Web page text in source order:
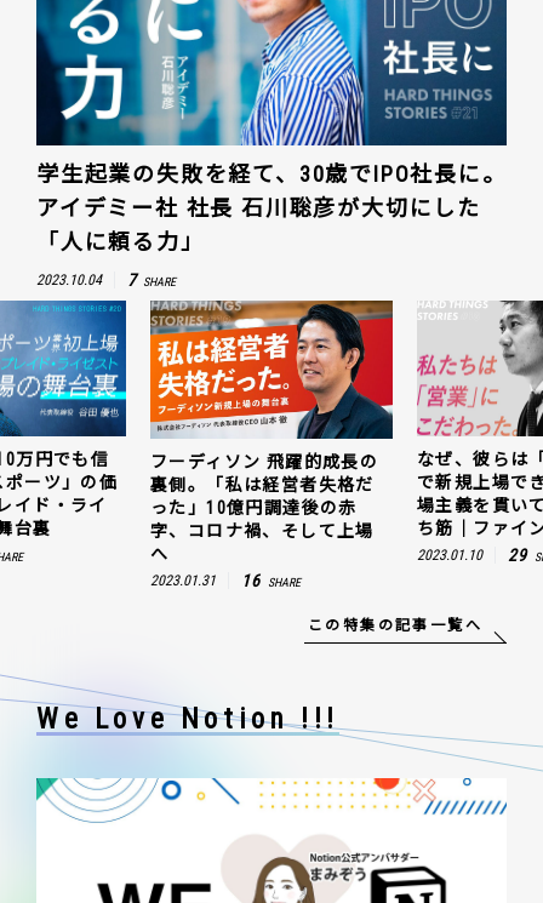
学生起業の失敗を経て、30歳でIPO社長に。
アイデミー社 社長 石川聡彦が大切にした
「人に頼る力」
2023.10.04 7 SHARE
ソン 飛躍的成長の
私は経営者失格だ
億円調達後の赤
ナ禍、そして上場
なぜ、彼らは「動画領域」
で新規上場できたのか。現
場主義を貫いて見つけた勝
ち筋｜ファインズ 三輪幸将
キャッ
じ抜い
値。ウ
ゼスト
この特集の記事一覧へ
We Love Notion !!!